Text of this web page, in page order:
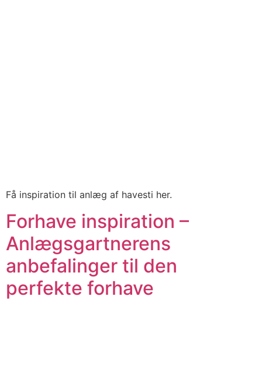
Få inspiration til anlæg af havesti her.
Forhave inspiration –
Anlægsgartnerens
anbefalinger til den
perfekte forhave